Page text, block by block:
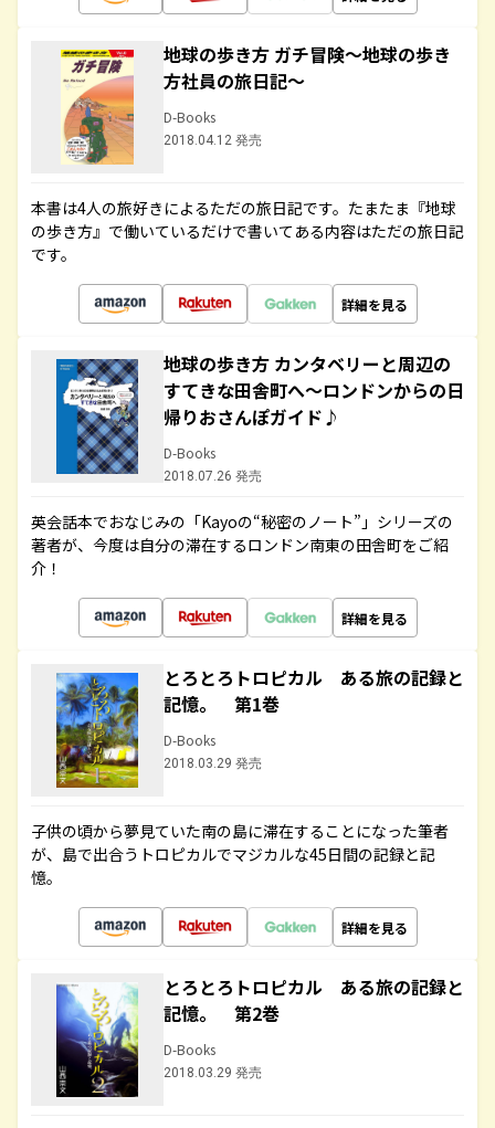
地球の歩き方 ガチ冒険～地球の歩き
方社員の旅日記～
D-Books
2018.04.12 発売
本書は4人の旅好きによるただの旅日記です。たまたま『地球
の歩き方』で働いているだけで書いてある内容はただの旅日記
です。
詳細を見る
地球の歩き方 カンタベリーと周辺の
すてきな田舎町へ～ロンドンからの日
帰りおさんぽガイド♪
D-Books
2018.07.26 発売
英会話本でおなじみの「Kayoの“秘密のノート”」シリーズの
著者が、今度は自分の滞在するロンドン南東の田舎町をご紹
介！
詳細を見る
とろとろトロピカル ある旅の記録と
記憶。 第1巻
D-Books
2018.03.29 発売
子供の頃から夢見ていた南の島に滞在することになった筆者
が、島で出合うトロピカルでマジカルな45日間の記録と記
憶。
詳細を見る
とろとろトロピカル ある旅の記録と
記憶。 第2巻
D-Books
2018.03.29 発売